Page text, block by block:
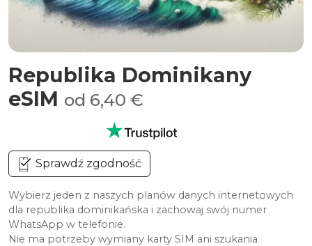
Republika Dominikany
eSIM od 6,40 €
Sprawdź zgodność
Wybierz jeden z naszych planów danych internetowych
dla republika dominikańska i zachowaj swój numer
WhatsApp w telefonie.
Nie ma potrzeby wymiany karty SIM ani szukania